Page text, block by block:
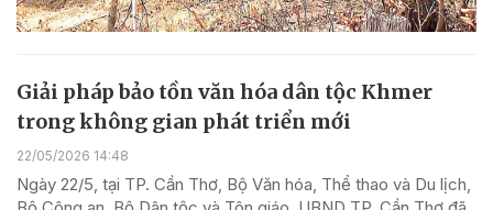
Giải pháp bảo tồn văn hóa dân tộc Khmer
trong không gian phát triển mới
22/05/2026 14:48
Ngày 22/5, tại TP. Cần Thơ, Bộ Văn hóa, Thể thao và Du lịch,